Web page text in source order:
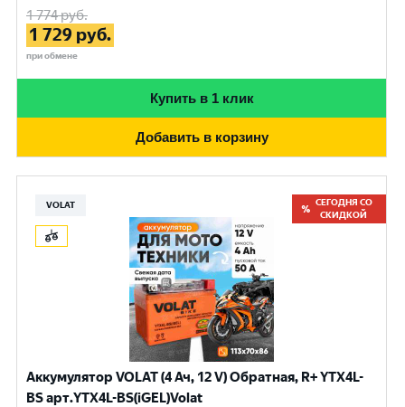
1 774руб.
1 729 руб.
при обмене
Купить в 1 клик
Добавить в корзину
VOLAT
СЕГОДНЯ СО
СКИДКОЙ
Аккумулятор VOLAT (4 Ач, 12 V) Обратная, R+ YTX4L-
BS арт.YTX4L-BS(iGEL)Volat